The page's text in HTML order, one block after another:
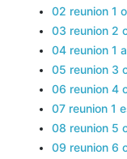
02 reunion 1
03 reunion 2
04 reunion 1
05 reunion 3
06 reunion 4
07 reunion 1
08 reunion 5
09 reunion 6